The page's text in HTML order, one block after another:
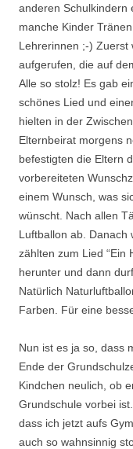
anderen Schulkindern
manche Kinder
Lehrerinnen ;-) Zuerst
aufgerufen, die auf
Alle so stolz! Es gab
schönes Lied und
hielten in der
Elternbeirat morgens
befestigten die Eltern
vorbereiteten
einem Wunsch, was
wünscht. Nach allen
Luftballon ab. Danach
zählten zum Lied “Ein
herunter und dann
Natürlich
Farben. Für eine
Nun ist es ja so, dass
Ende der
Kindchen neulich, ob
Grundschule vorbei
dass ich jetzt aufs
auch so wahnsinnig